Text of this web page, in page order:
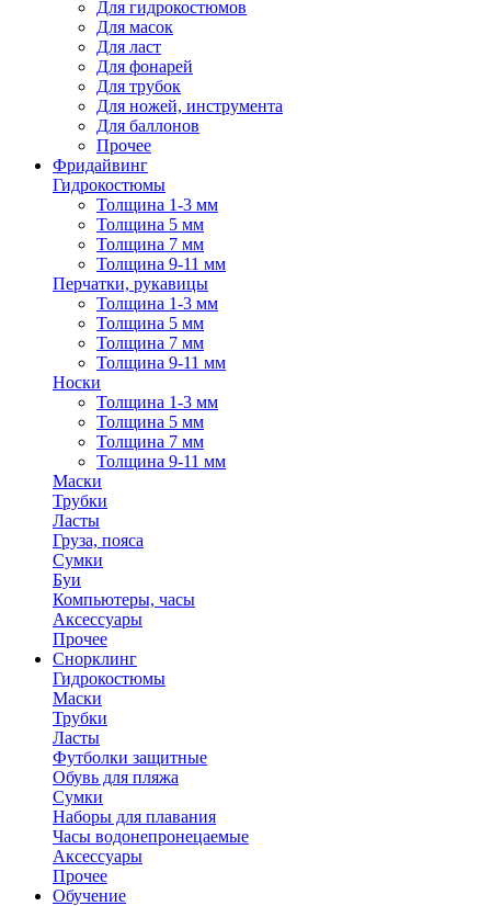
Для гидрокостюмов
Для масок
Для ласт
Для фонарей
Для трубок
Для ножей, инструмента
Для баллонов
Прочее
Фридайвинг
Гидрокостюмы
Толщина 1-3 мм
Толщина 5 мм
Толщина 7 мм
Толщина 9-11 мм
Перчатки, рукавицы
Толщина 1-3 мм
Толщина 5 мм
Толщина 7 мм
Толщина 9-11 мм
Носки
Толщина 1-3 мм
Толщина 5 мм
Толщина 7 мм
Толщина 9-11 мм
Маски
Трубки
Ласты
Груза, пояса
Сумки
Буи
Компьютеры, часы
Аксессуары
Прочее
Снорклинг
Гидрокостюмы
Маски
Трубки
Ласты
Футболки защитные
Обувь для пляжа
Сумки
Наборы для плавания
Часы водонепронецаемые
Аксессуары
Прочее
Обучение